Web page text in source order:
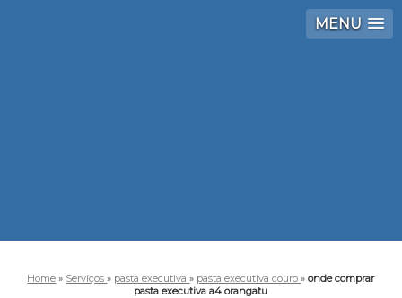
MENU
Home » Serviços» pasta executiva» pasta executiva couro»onde comprar
pasta executiva a4 orangatu